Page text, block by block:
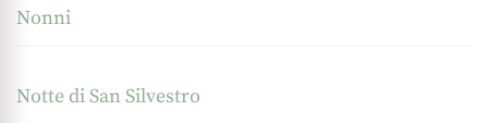
Nonni
Notte di San Silvestro